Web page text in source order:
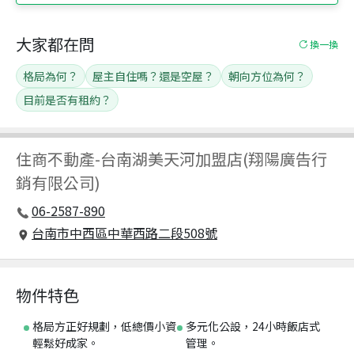
住商不動產-台南湖美天河加盟店(翔陽廣告行
銷有限公司)
06-2587-890
台南市中西區中華西路二段508號
大家都在問 換一換
格局為何？ 屋主自住嗎？還是空屋？
朝向方位為何？
目前是否有租約？
物件特色
格局方正好規劃，低總價小資
輕鬆好成家。
多元化公設，24小時飯店式
管理。